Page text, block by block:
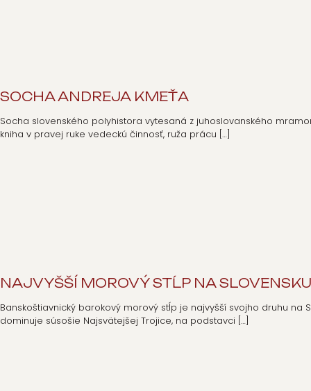
SOCHA ANDREJA KMEŤA
Socha slovenského polyhistora vytesaná z juhoslovanského
kniha v pravej ruke vedeckú činnosť, ruža prácu […]
NAJVYŠŠÍ MOROVÝ STĹP NA SLOVENSKU
Banskoštiavnický barokový morový stĺp je najvyšší svojho druhu
dominuje súsošie Najsvätejšej Trojice, na podstavci […]